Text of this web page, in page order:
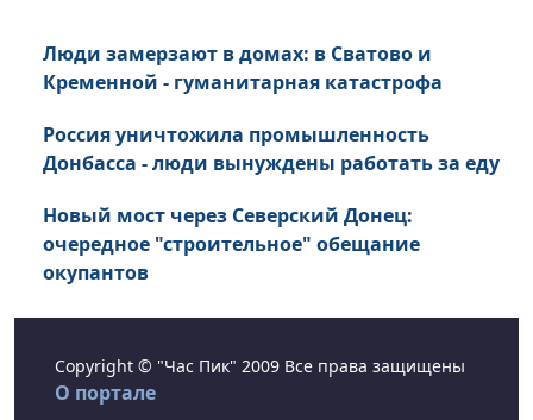
Люди замерзают в домах: в Сватово и
Кременной - гуманитарная катастрофа
Россия уничтожила промышленность
Донбасса - люди вынуждены работать за еду
Новый мост через Северский Донец:
очередное "строительное" обещание
окупантов
Copyright © "Час Пик" 2009 Все права защищены
О портале